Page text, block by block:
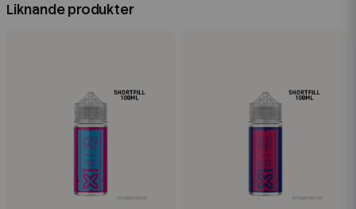
Liknande produkter